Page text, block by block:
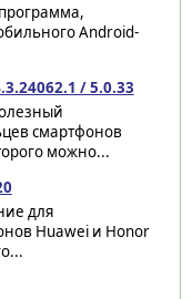
Android-
/ 5.0.33
смартфонов
можно...
для
Huawei и Honor